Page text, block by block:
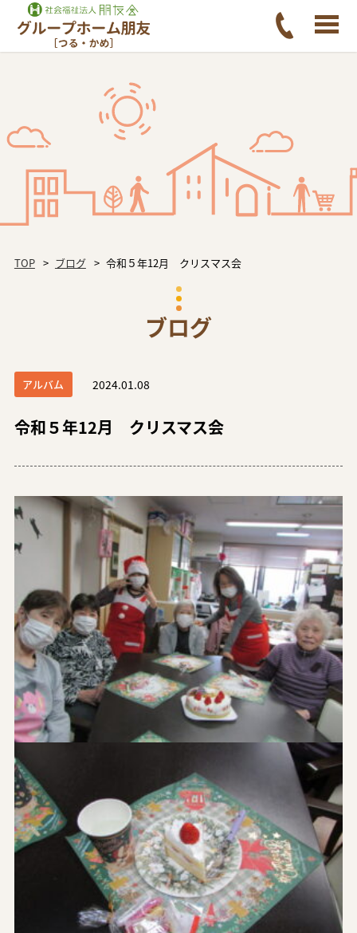
TOP ブログ 令和５年12月 クリスマス会
ブログ
アルバム 2024.01.08
令和５年12月 クリスマス会